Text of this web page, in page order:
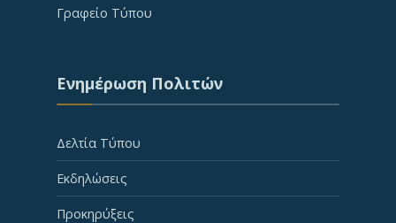
Γραφείο Τύπου
Ενημέρωση Πολιτών
Δελτία Τύπου
Εκδηλώσεις
Προκηρύξεις